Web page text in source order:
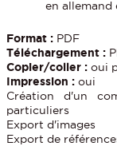
en allemand
Format : PDF
Téléchargement :
Copier/coller :oui
Impression :oui
Création d'un
particuliers
Export d'images
Export de